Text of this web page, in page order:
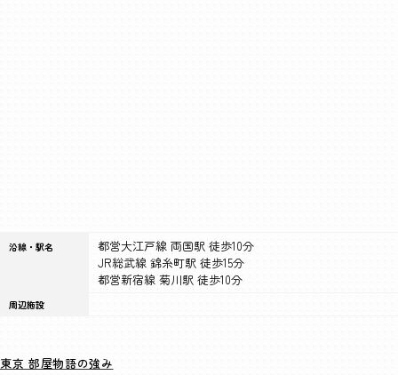
沿線・駅名
都営大江戸線 両国駅 徒歩10分
JR総武線 錦糸町駅 徒歩15分
都営新宿線 菊川駅 徒歩10分
周辺施設
東京 部屋物語の強み